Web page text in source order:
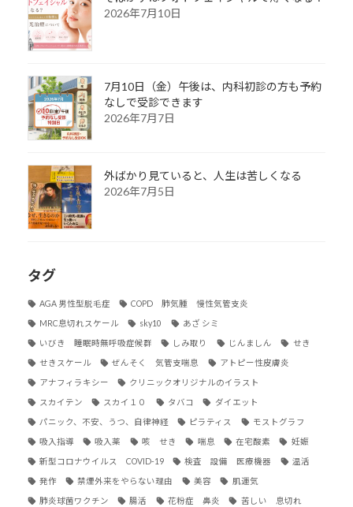
2026年7月10日
7月10日（金）午後は、内科初診の方も予約
なしで受診できます
2026年7月7日
外ばかり見ていると、人生は苦しくなる
2026年7月5日
タグ
AGA 男性型脱毛症 COPD 肺気腫 慢性気管支炎
MRC息切れスケール sky10 あざ シミ
いびき 睡眠時無呼吸症候群 しみ取り じんましん せき
せきスケール ぜんそく 気管支喘息 アトピー性皮膚炎
アナフィラキシー クリニックオリジナルのイラスト
スカイテン スカイ１０ タバコ ダイエット
パニック、不安、うつ、自律神経 ピラティス モストグラフ
吸入指導 吸入薬 咳 せき 喘息 在宅酸素 妊娠
新型コロナウイルス COVID-19 検査 設備 医療機器 温活
発作 禁煙外来をやらない理由 美容 肌運気
肺炎球菌ワクチン 腸活 花粉症 鼻炎 苦しい 息切れ